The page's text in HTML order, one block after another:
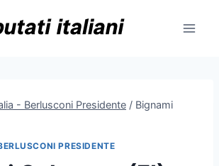
- Berlusconi Presidente / Bignami
PRESIDENTE